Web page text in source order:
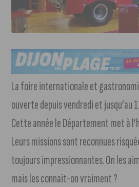
La foire internationale et
ouverte depuis vendredi et jusqu’au
Cette année le Département met à
Leurs missions sont reconnues
toujours impressionnantes. On les
mais les connait-on vraiment ?